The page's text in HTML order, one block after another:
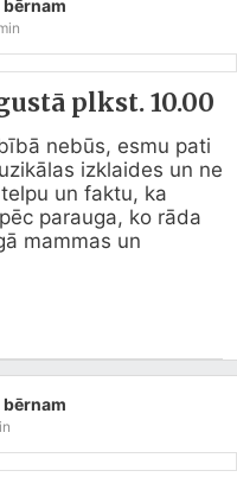
bērnam
plkst. 10.00
nebūs, esmu pati
izklaides un ne
un faktu, ka
parauga, ko rāda
mammas un
bērnam